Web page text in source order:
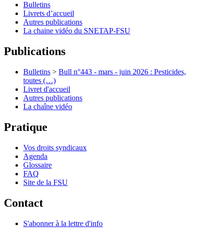
Bulletins
Livrets d’accueil
Autres publications
La chaine vidéo du SNETAP-FSU
Publications
Bulletins > Bull n°443 - mars - juin 2026 : Pesticides,
toutes (…)
Livret d'accueil
Autres publications
La chaîne vidéo
Pratique
Vos droits syndicaux
Agenda
Glossaire
FAQ
Site de la FSU
Contact
S'abonner à la lettre d'info